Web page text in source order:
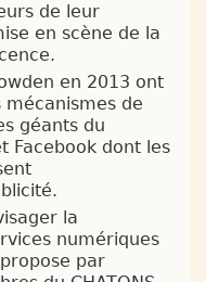
de leur
en scène de la
en 2013 ont
de
géants du
Facebook dont les
la
numériques
par